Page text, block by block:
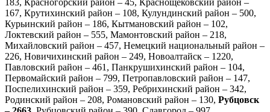
183, Красногорский район – 45, Краснощековский район –
167, Крутихинский район – 108, Кулундинский район – 500,
Курьинский район – 186, Кытмановский район – 102,
Локтевский район – 555, Мамонтовский район – 218,
Михайловский район – 457, Немецкий национальный район –
226, Новичихинский район – 249, Новоалтайск – 1220,
Павловский район – 461, Панкрушихинский район – 104,
Первомайский район – 799, Петропавловский район – 147,
Поспелихинский район – 359, Ребрихинский район – 342,
Родинский район – 208, Романовский район – 130, Рубцовск